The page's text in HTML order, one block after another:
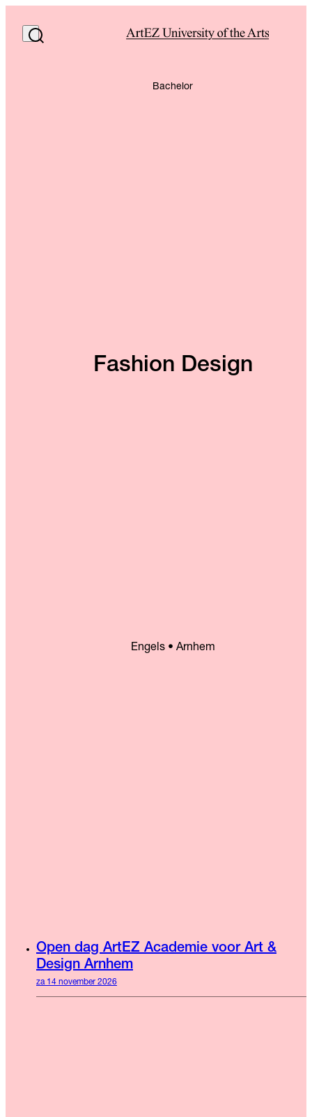
Bachelor
Fashion Design
Engels • Arnhem
Open dag ArtEZ Academie voor Art &
Design Arnhem
za 14 november 2026